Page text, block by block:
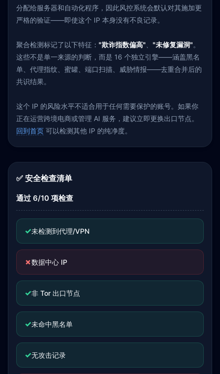
分配给服务器和自动化程序，因此风控系统会默认对其施加更
严格的验证——即使这个 IP 本身没有不良记录。
聚合检测标记了以下特征： "欺诈指数偏高" "未修复漏洞"。
这些不是单一来源的判断，而是 16 个独立引擎——涵盖黑名
单、代理指纹、蜜罐、端口扫描、威胁情报——去重合并后的
共识结果。
这个 IP 的风险水平不适合用于任何需要保护的账号。如果你
正在运营跨境电商或管理 AI 服务，建议立即更换出口节点。
回到首页 可以检测其他 IP 的纯净度。
✅ 安全检查清单
通过 6/10 项检查
✓未检测到代理/VPN
✗数据中心 IP
✓非 Tor 出口节点
✓未命中黑名单
✓无攻击记录